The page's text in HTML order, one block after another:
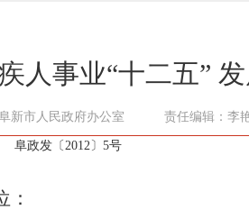
人事业“十二五”
新市人民政府办公室 责任编辑：李
阜政发〔2012〕5号